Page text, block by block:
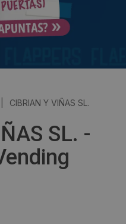
CIBRIAN Y VIÑAS SL.
SL. -